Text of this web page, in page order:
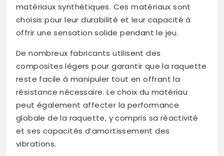
matériaux synthétiques. Ces matériaux sont
choisis pour leur durabilité et leur capacité à
offrir une sensation solide pendant le jeu.
De nombreux fabricants utilisent des
composites légers pour garantir que la raquette
reste facile à manipuler tout en offrant la
résistance nécessaire. Le choix du matériau
peut également affecter la performance
globale de la raquette, y compris sa réactivité
et ses capacités d’amortissement des
vibrations.